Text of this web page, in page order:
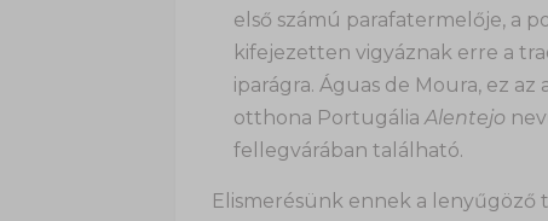
első számú parafatermelője, a
kifejezetten vigyáznak erre a
iparágra. Águas de Moura, ez
otthona Portugália Alentejo
fellegvárában található.
Elismerésünk ennek a lenyűgöző